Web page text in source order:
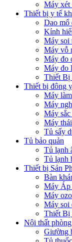
Máy xét
Thiết bị y tế
Dao mổ
Kính
Máy soi
Máy vỗ
Máy đo
Máy đo
Thiết Bị
Thiết bị đông y
Máy
Máy
Máy
Máy
Tủ sấy
Tủ bảo quản
Tủ lạnh
Tủ lạnh
Thiết bị Sản
Bàn
Máy Áp
Máy
Máy soi
Thiết Bị
Nội thất
Giường